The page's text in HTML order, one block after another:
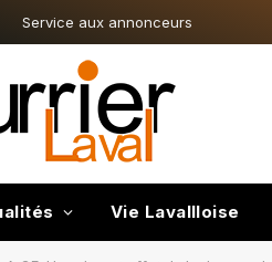
Service aux annonceurs
Vie Lavallloise